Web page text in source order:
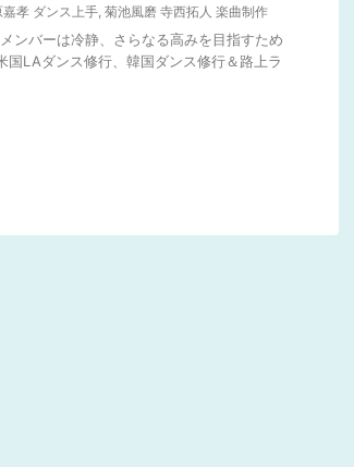
嘉孝 ダンス上手, 菊池風磨 寺西拓人 楽曲制作
ンバーは冷静、さらなる高みを目指すため
LAダンス修行、韓国ダンス修行＆路上ラ